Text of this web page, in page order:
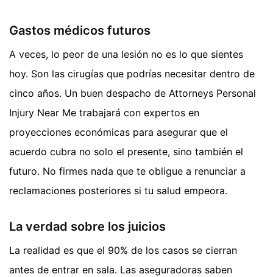
Gastos médicos futuros
A veces, lo peor de una lesión no es lo que sientes
hoy. Son las cirugías que podrías necesitar dentro de
cinco años. Un buen despacho de Attorneys Personal
Injury Near Me trabajará con expertos en
proyecciones económicas para asegurar que el
acuerdo cubra no solo el presente, sino también el
futuro. No firmes nada que te obligue a renunciar a
reclamaciones posteriores si tu salud empeora.
La verdad sobre los juicios
La realidad es que el 90% de los casos se cierran
antes de entrar en sala. Las aseguradoras saben